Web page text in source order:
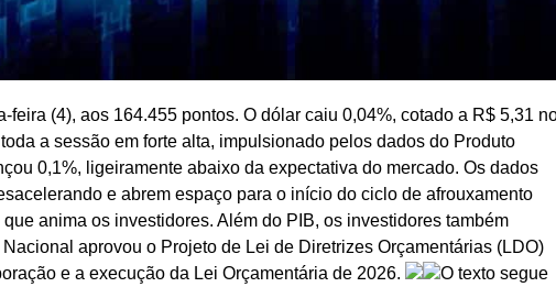
(4), aos 164.455 pontos. O dólar caiu 0,04%, cotado a R$ 5,31
a sessão em forte alta, impulsionado pelos dados do Produto
0,1%, ligeiramente abaixo da expectativa do mercado. Os dados
e abrem espaço para o início do ciclo de afrouxamento
anima os investidores. Além do PIB, os investidores também
aprovou o Projeto de Lei de Diretrizes Orçamentárias (LDO)
e a execução da Lei Orçamentária de 2026.
O texto segue